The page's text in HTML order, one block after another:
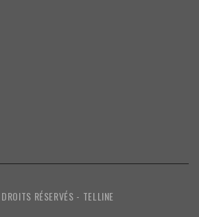
RÉSERVÉS - TELLINE